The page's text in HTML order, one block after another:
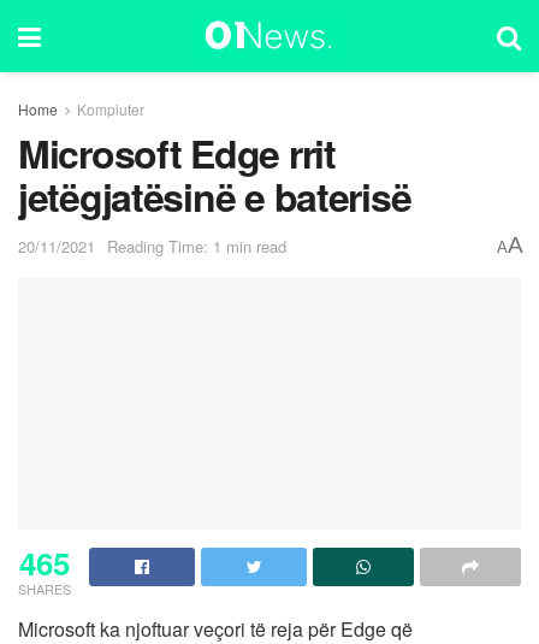
Home Kompiuter
Microsoft Edge rrit
jetëgjatësinë e baterisë
20/11/2021 Reading Time: 1 min read AA
465
SHARES
Microsoft ka njoftuar veçori të reja për Edge që